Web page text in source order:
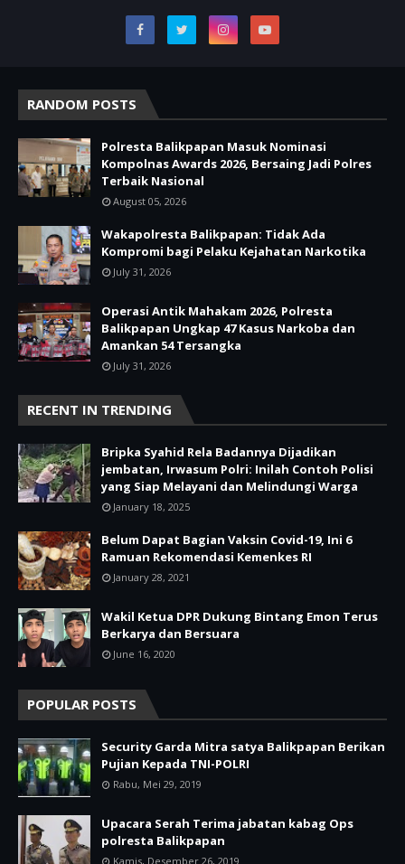
RANDOM POSTS
Polresta Balikpapan Masuk Nominasi
Kompolnas Awards 2026, Bersaing Jadi Polres
Terbaik Nasional
August 05, 2026
Wakapolresta Balikpapan: Tidak Ada
Kompromi bagi Pelaku Kejahatan Narkotika
July 31, 2026
Operasi Antik Mahakam 2026, Polresta
Balikpapan Ungkap 47 Kasus Narkoba dan
Amankan 54 Tersangka
July 31, 2026
RECENT IN TRENDING
Bripka Syahid Rela Badannya Dijadikan
jembatan, Irwasum Polri: Inilah Contoh Polisi
yang Siap Melayani dan Melindungi Warga
January 18, 2025
Belum Dapat Bagian Vaksin Covid-19, Ini 6
Ramuan Rekomendasi Kemenkes RI
January 28, 2021
Wakil Ketua DPR Dukung Bintang Emon Terus
Berkarya dan Bersuara
June 16, 2020
POPULAR POSTS
Security Garda Mitra satya Balikpapan Berikan
Pujian Kepada TNI-POLRI
Rabu, Mei 29, 2019
Upacara Serah Terima jabatan kabag Ops
polresta Balikpapan
Kamis, Desember 26, 2019